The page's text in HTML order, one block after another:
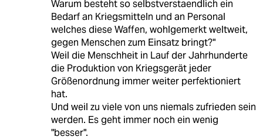
Warum besteht so selbstverstaendlich ein
Bedarf an Kriegsmitteln und an Personal
welches diese Waffen, wohlgemerkt weltweit,
gegen Menschen zum Einsatz bringt?"
Weil die Menschheit in Lauf der Jahrhunderte
die Produktion von Kriegsgerät jeder
Größenordnung immer weiter perfektioniert
hat.
Und weil zu viele von uns niemals zufrieden sein
werden. Es geht immer noch ein wenig
"besser".